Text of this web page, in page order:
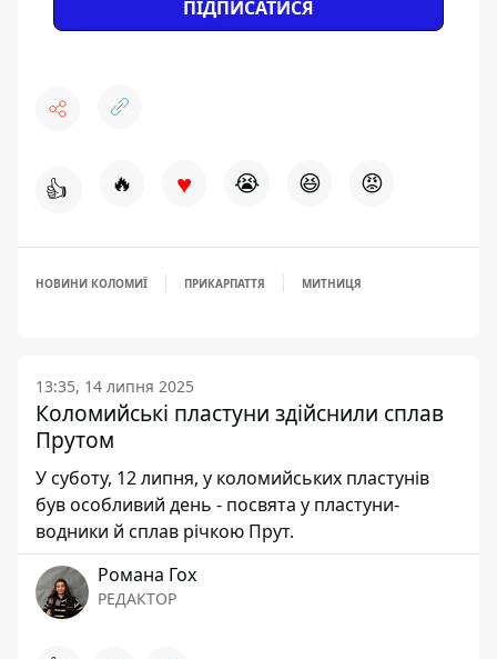
ПІДПИСАТИСЯ
👍 🔥 ♥ 😭 😆 😡
НОВИНИ КОЛОМИЇ ПРИКАРПАТТЯ МИТНИЦЯ
13:35, 14 липня 2025
Коломийські пластуни здійснили сплав
Прутом
У суботу, 12 липня, у коломийських пластунів
був особливий день - посвята у пластуни-
водники й сплав річкою Прут.
Романа Гох
РЕДАКТОР